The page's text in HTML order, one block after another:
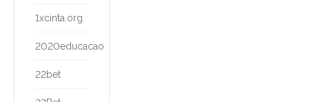
1xcinta.org
2020educacao
22bet